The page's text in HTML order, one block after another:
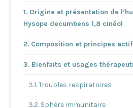
Origine et présentation de
Hysope decumbens 1,8 cinéol
Composition et principes
Bienfaits et usages
Troubles respiratoires
Sphère immunitaire